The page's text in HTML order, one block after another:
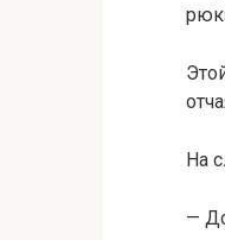
На
—